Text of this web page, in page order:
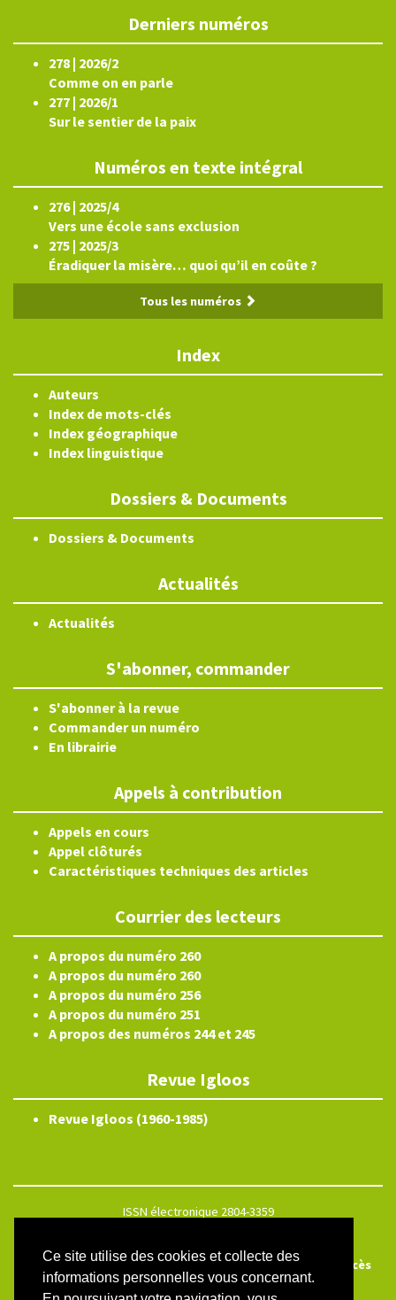
Ce site utilise des cookies et collecte des
informations personnelles vous concernant.
Derniers numéros
278 | 2026/2
Comme on en parle
277 | 2026/1
Sur le sentier de la paix
Numéros en texte intégral
276 | 2025/4
Vers une école sans exclusion
275 | 2025/3
Éradiquer la misère… quoi qu’il en coûte ?
Tous les numéros
Index
Auteurs
Index de mots-clés
Index géographique
Index linguistique
Dossiers & Documents
Dossiers & Documents
Actualités
Actualités
S'abonner, commander
S'abonner à la revue
Commander un numéro
En librairie
Appels à contribution
Appels en cours
Appel clôturés
Caractéristiques techniques des articles
Courrier des lecteurs
A propos du numéro 260
A propos du numéro 260
A propos du numéro 256
A propos du numéro 251
A propos des numéros 244 et 245
Revue Igloos
Revue Igloos (1960-1985)
ISSN électronique 2804-3359
Créé et hébergé par Chapitre 9 — Édité avec Lodel
Accès
réservé